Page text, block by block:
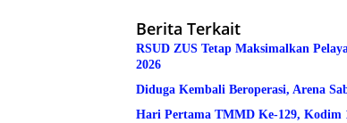
Berita Terkait
RSUD ZUS Tetap Maksimalkan
2026
Diduga Kembali Beroperasi, Arena
Hari Pertama TMMD Ke-129,